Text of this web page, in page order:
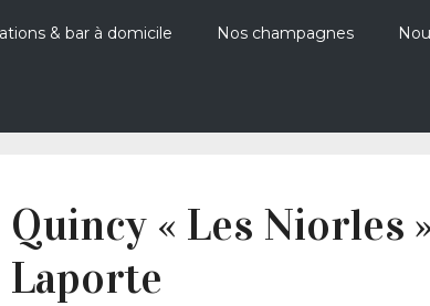
& bar à domicile Nos champagnes
Quincy « Les Niorles
Laporte